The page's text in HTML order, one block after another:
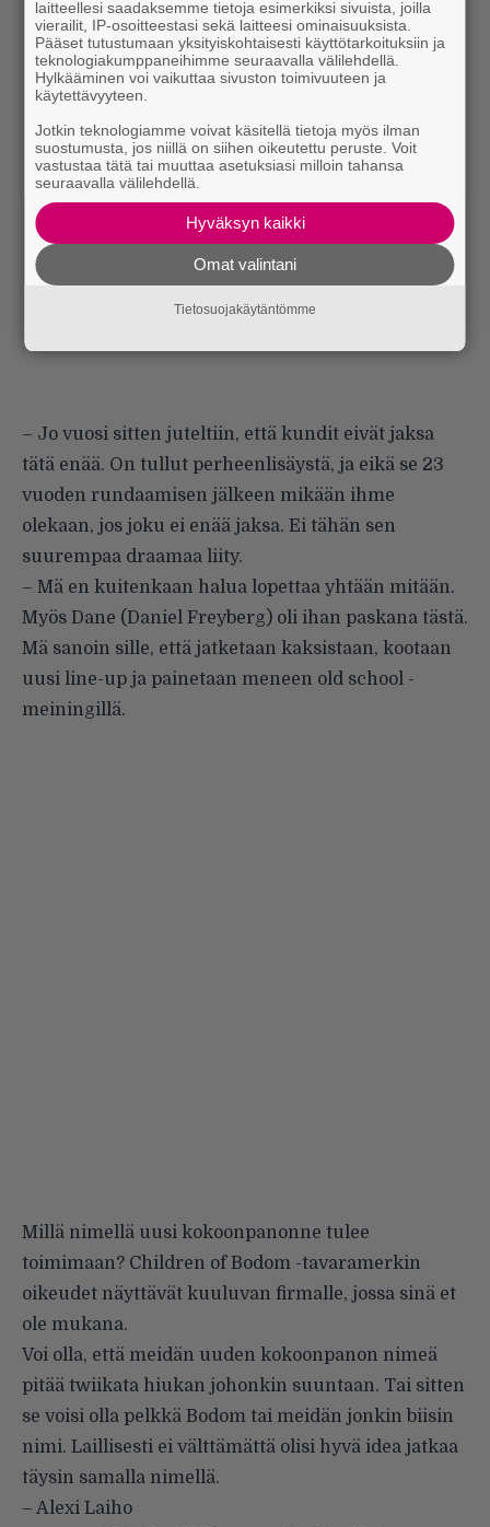
– Jo vuosi sitten juteltiin, että kundit eivät jaksa
tätä enää. On tullut perheenlisäystä, ja eikä se 23
vuoden rundaamisen jälkeen mikään ihme
olekaan, jos joku ei enää jaksa. Ei tähän sen
suurempaa draamaa liity.
– Mä en kuitenkaan halua lopettaa yhtään mitään.
Myös Dane (Daniel Freyberg) oli ihan paskana tästä.
Mä sanoin sille, että jatketaan kaksistaan, kootaan
uusi line-up ja painetaan meneen old school -
meiningillä.
Millä nimellä uusi kokoonpanonne tulee
toimimaan? Children of Bodom -tavaramerkin
oikeudet näyttävät kuuluvan firmalle, jossa sinä et
ole mukana.
Voi olla, että meidän uuden kokoonpanon nimeä
pitää twiikata hiukan johonkin suuntaan. Tai sitten
se voisi olla pelkkä Bodom tai meidän jonkin biisin
nimi. Laillisesti ei välttämättä olisi hyvä idea jatkaa
täysin samalla nimellä.
– Alexi Laiho
laitteellesi saadaksemme tietoja esimerkiksi sivuista, joilla
vierailit, IP-osoitteestasi sekä laitteesi ominaisuuksista.
Pääset tutustumaan yksityiskohtaisesti käyttötarkoituksiin ja
teknologiakumppaneihimme seuraavalla välilehdellä.
Hylkääminen voi vaikuttaa sivuston toimivuuteen ja
käytettävyyteen.
Jotkin teknologiamme voivat käsitellä tietoja myös ilman
suostumusta, jos niillä on siihen oikeutettu peruste. Voit
vastustaa tätä tai muuttaa asetuksiasi milloin tahansa
seuraavalla välilehdellä.
Hyväksyn kaikki
Omat valintani
Tietosuojakäytäntömme